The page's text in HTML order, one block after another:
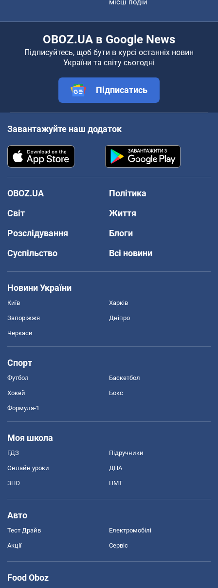
місці подій
OBOZ.UA в Google News
Підписуйтесь, щоб бути в курсі останніх новин
України та світу сьогодні
Підписатись
Завантажуйте наш додаток
OBOZ.UA
Політика
Світ
Життя
Розслідування
Блоги
Суспільство
Всі новини
Новини України
Київ Харків
Запоріжжя Дніпро
Черкаси
Спорт
Футбол Баскетбол
Хокей Бокс
Формула-1
Моя школа
ГДЗ Підручники
Онлайн уроки ДПА
ЗНО НМТ
Авто
Тест Драйв Електромобілі
Акції Сервіс
Food Oboz